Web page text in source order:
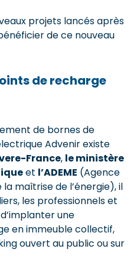
projets lancés après
de ce nouveau
de recharge
de bornes de
Advenir existe
France, le ministère
et l’ADEME (Agence
maîtrise de l’énergie), il
les professionnels et
une
en immeuble collectif,
ouvert au public ou sur